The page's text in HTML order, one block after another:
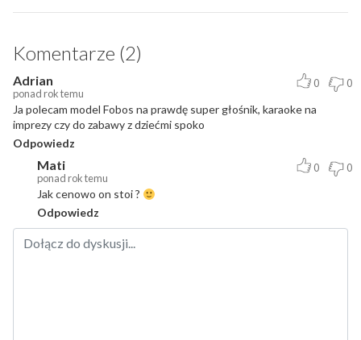
Komentarze (2)
Adrian
ponad rok temu
0 0
Ja polecam model Fobos na prawdę super głośnik, karaoke na
imprezy czy do zabawy z dziećmi spoko
Odpowiedz
Mati
ponad rok temu
0 0
Jak cenowo on stoi ?
Odpowiedz